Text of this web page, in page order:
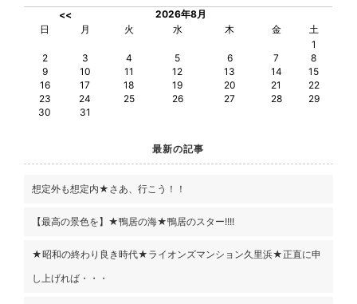
<<
2026年8月
日
月 火 水 木 金
土
1
2
3 4 5 6 7
8
9
10 11 12 13 14
15
16
17 18 19 20 21
22
23
24 25 26 27 28
29
30
31
最新の記事
想定外も想定内★さあ、行こう！！
【最高の景色を】★鴨居の海★鴨居のスター!!!!
★昭和の終わり良き時代★ライオンズマンション久里浜★正直に申
し上げれば・・・